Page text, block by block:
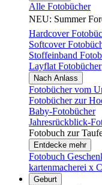
Alle Fotobücher
NEU: Summer
Hardcover
Softcover
Stoffeinband
Layflat Fotobücher
Nach Anlass
Fotobücher vom
Fotobücher zur
Baby-Fotobücher
Jahresrückblick-
Fotobuch zur
Entdecke mehr
Fotobuch
kartenmacherei x
Geburt